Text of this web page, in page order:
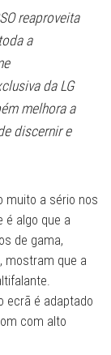
reaproveita
a
da LG
melhora a
discernir e
muito a sério nos
é algo que a
de gama,
mostram que a
ecrã é adaptado
com alto